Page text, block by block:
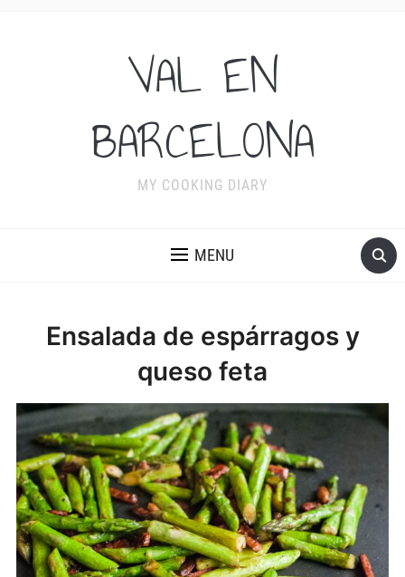
VAL EN
BARCELONA
MY COOKING DIARY
MENU
Ensalada de espárragos y
queso feta